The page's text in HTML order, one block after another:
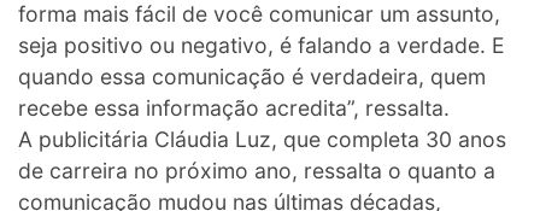
forma mais fácil de você comunicar um assunto,
seja positivo ou negativo, é falando a verdade. E
quando essa comunicação é verdadeira, quem
recebe essa informação acredita”, ressalta.
A publicitária Cláudia Luz, que completa 30 anos
de carreira no próximo ano, ressalta o quanto a
comunicação mudou nas últimas décadas,